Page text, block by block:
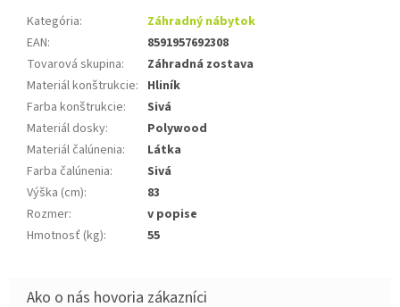
Kategória:
Záhradný nábytok
EAN:
8591957692308
Tovarová skupina:
Záhradná zostava
Materiál konštrukcie: Hliník
Farba konštrukcie:
Sivá
Materiál dosky:
Polywood
Materiál čalúnenia:
Látka
Farba čalúnenia:
Sivá
Výška (cm):
83
Rozmer:
v popise
Hmotnosť (kg): 55